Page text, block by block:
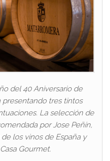
del 40 Aniversario de
tres tintos
La selección de
por Jose Peñín,
los vinos de España y
Gourmet.